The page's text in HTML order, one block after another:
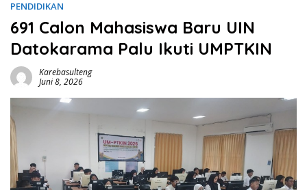
PENDIDIKAN
691 Calon Mahasiswa Baru UIN
Datokarama Palu Ikuti UMPTKIN
Karebasulteng
Juni 8, 2026